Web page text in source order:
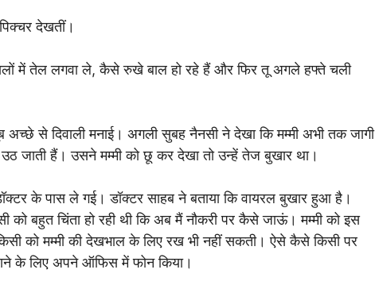
देखतीं।
में तेल लगवा ले, कैसे रुखे बाल हो रहे हैं और फिर तू अगले हफ्ते चली
से दिवाली मनाई। अगली सुबह नैनसी ने देखा कि मम्मी अभी तक जागी
जाती हैं। उसने मम्मी को छू कर देखा तो उन्हें तेज बुखार था।
के पास ले गई। डॉक्टर साहब ने बताया कि वायरल बुखार हुआ है।
बहुत चिंता हो रही थी कि अब मैं नौकरी पर कैसे जाऊं। मम्मी को इस
को मम्मी की देखभाल के लिए रख भी नहीं सकती। ऐसे कैसे किसी पर
के लिए अपने ऑफिस में फोन किया।